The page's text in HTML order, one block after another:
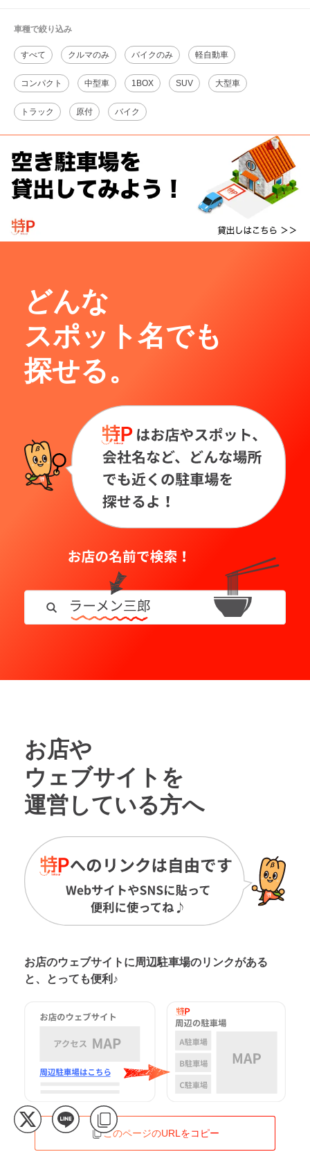
車種で絞り込み
すべて クルマのみ バイクのみ 軽自動車
コンパクト 中型車 1BOX SUV 大型車
トラック 原付 バイク
どんな
スポット名でも
探せる。
お店や
ウェブサイトを
運営している方へ
お店のウェブサイトに周辺駐車場のリンクがある
と、とっても便利♪
このページのURLをコピー